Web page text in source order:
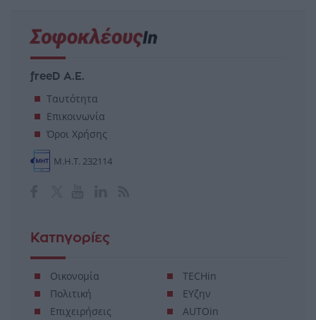
freeD Α.Ε.
Ταυτότητα
Επικοινωνία
Όροι Χρήσης
Μ.Η.Τ. 232114
Κατηγορίες
Οικονομία
Πολιτική
Επιχειρήσεις
TECHin
ΕΥζην
AUTOin